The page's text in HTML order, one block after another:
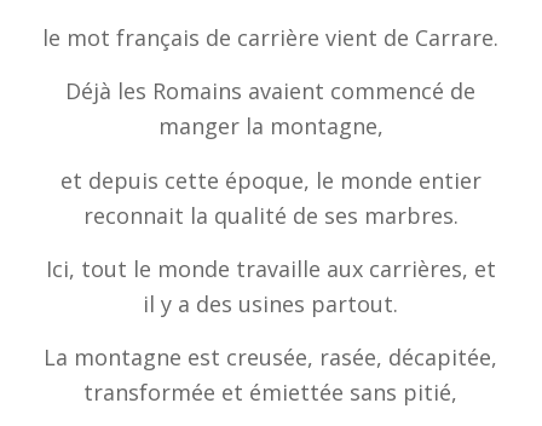
le mot français de carrière vient de Carrare.
Déjà les Romains avaient commencé de
manger la montagne,
et depuis cette époque, le monde entier
reconnait la qualité de ses marbres.
Ici, tout le monde travaille aux carrières, et
il y a des usines partout.
La montagne est creusée, rasée, décapitée,
transformée et émiettée sans pitié,